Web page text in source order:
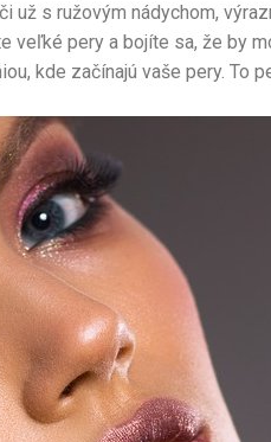
už s ružovým nádychom,
veľké pery a bojíte sa, že by
kde začínajú vaše pery.